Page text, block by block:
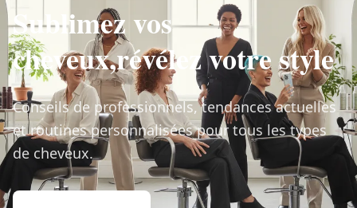
Sublimez vos
cheveux,révélez votre style
Conseils de professionnels, tendances actuelles
et routines personnalisées pour tous les types
de cheveux.